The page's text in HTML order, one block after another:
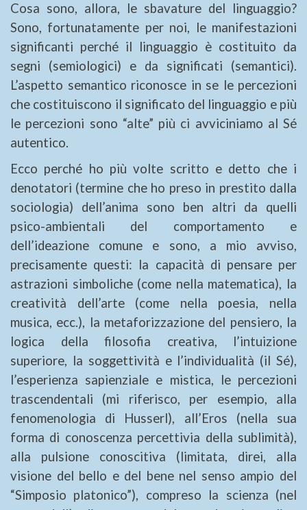
Cosa sono, allora, le sbavature del linguaggio?
Sono, fortunatamente per noi, le manifestazioni
significanti perché il linguaggio è costituito da
segni (semiologici) e da significati (semantici).
L’aspetto semantico riconosce in se le percezioni
che costituiscono il significato del linguaggio e più
le percezioni sono “alte” più ci avviciniamo al Sé
autentico.
Ecco perché ho più volte scritto e detto che i
denotatori (termine che ho preso in prestito dalla
sociologia) dell’anima sono ben altri da quelli
psico-ambientali del comportamento e
dell’ideazione comune e sono, a mio avviso,
precisamente questi: la capacità di pensare per
astrazioni simboliche (come nella matematica), la
creatività dell’arte (come nella poesia, nella
musica, ecc.), la metaforizzazione del pensiero, la
logica della filosofia creativa, l’intuizione
superiore, la soggettività e l’individualità (il Sé),
l’esperienza sapienziale e mistica, le percezioni
trascendentali (mi riferisco, per esempio, alla
fenomenologia di Husserl), all’Eros (nella sua
forma di conoscenza percettivia della sublimità),
alla pulsione conoscitiva (limitata, direi, alla
visione del bello e del bene nel senso ampio del
“Simposio platonico”), compreso la scienza (nel